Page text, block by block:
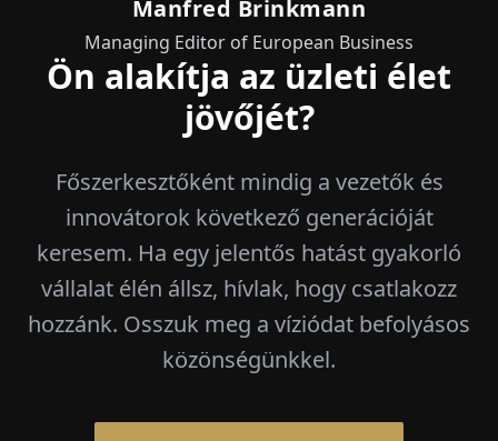
Manfred Brinkmann
Managing Editor of European Business
Ön alakítja az üzleti élet
jövőjét?
Főszerkesztőként mindig a vezetők és
innovátorok következő generációját
keresem. Ha egy jelentős hatást gyakorló
vállalat élén állsz, hívlak, hogy csatlakozz
hozzánk. Osszuk meg a víziódat befolyásos
közönségünkkel.